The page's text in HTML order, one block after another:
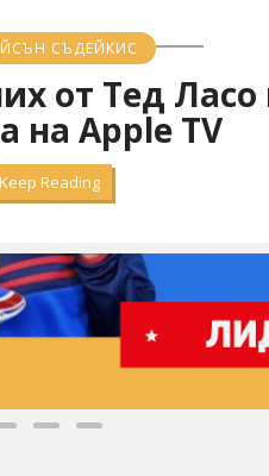
СЪДЕЙКИС
от Тед Ласо
на Apple TV
Keep Reading